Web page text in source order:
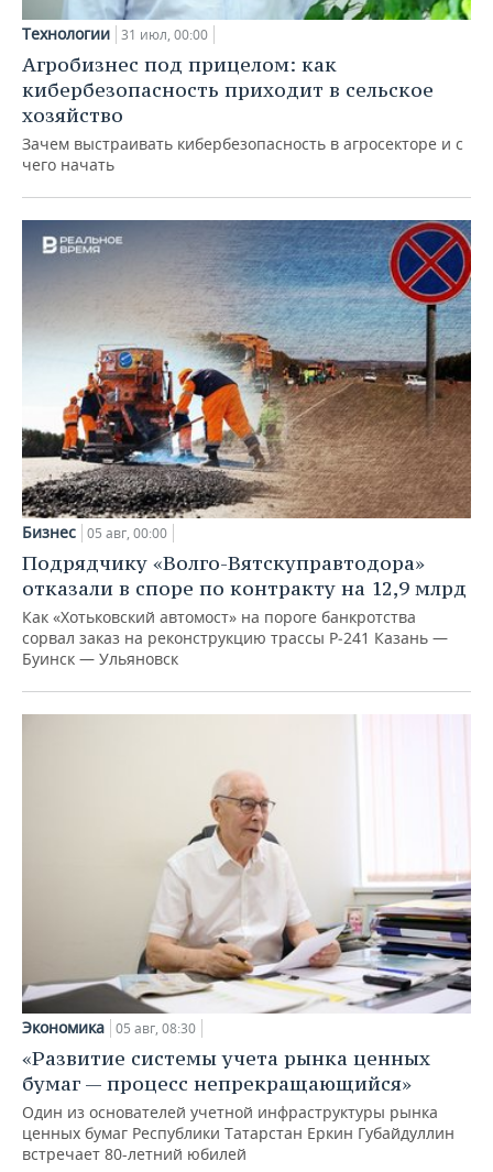
Технологии 31 июл, 00:00
Агробизнес под прицелом: как
кибербезопасность приходит в сельское
хозяйство
Зачем выстраивать кибербезопасность в агросекторе и с
чего начать
Бизнес 05 авг, 00:00
Подрядчику «Волго-Вятскуправтодора»
отказали в споре по контракту на 12,9 млрд
Как «Хотьковский автомост» на пороге банкротства
сорвал заказ на реконструкцию трассы Р‑241 Казань —
Буинск — Ульяновск
Экономика 05 авг, 08:30
«Развитие системы учета рынка ценных
бумаг — процесс непрекращающийся»
Один из основателей учетной инфраструктуры рынка
ценных бумаг Республики Татарстан Еркин Губайдуллин
встречает 80-летний юбилей